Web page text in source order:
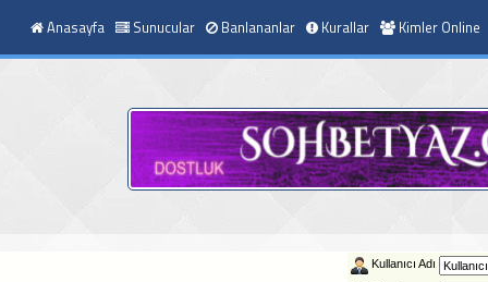
Anasayfa Sunucular Banlananlar Kurallar Kimler Online
Kullanıcı Adı